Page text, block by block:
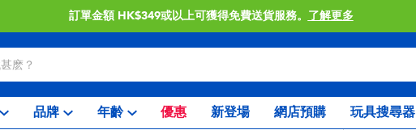
訂單金額 HK$349或以上可獲得免費送貨服務。 了解更多
品牌 年齡 優惠 新登場 網店預購 玩具搜尋器